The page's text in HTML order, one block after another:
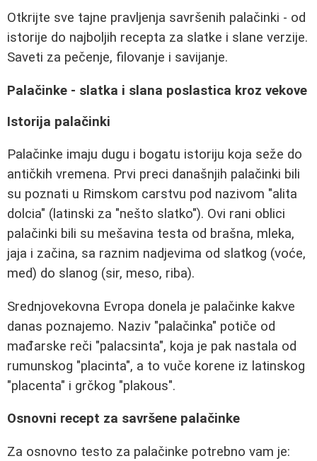
Otkrijte sve tajne pravljenja savršenih palačinki - od
istorije do najboljih recepta za slatke i slane verzije.
Saveti za pečenje, filovanje i savijanje.
Palačinke - slatka i slana poslastica kroz vekove
Istorija palačinki
Palačinke imaju dugu i bogatu istoriju koja seže do
antičkih vremena. Prvi preci današnjih palačinki bili
su poznati u Rimskom carstvu pod nazivom "alita
dolcia" (latinski za "nešto slatko"). Ovi rani oblici
palačinki bili su mešavina testa od brašna, mleka,
jaja i začina, sa raznim nadjevima od slatkog (voće,
med) do slanog (sir, meso, riba).
Srednjovekovna Evropa donela je palačinke kakve
danas poznajemo. Naziv "palačinka" potiče od
mađarske reči "palacsinta", koja je pak nastala od
rumunskog "placinta", a to vuče korene iz latinskog
"placenta" i grčkog "plakous".
Osnovni recept za savršene palačinke
Za osnovno testo za palačinke potrebno vam je: